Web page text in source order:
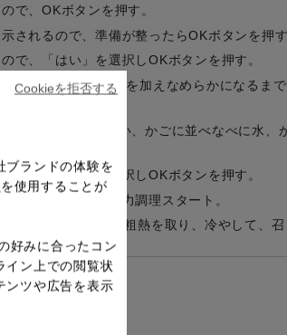
で、OKボタンを押す。
されるので、準備が整ったらOKボタンを押す
で、「はい」を選択しOKボタンを押す。
れよくすり混ぜ、Bを加えなめらかになるま
入れホイルでおおい、かごに並べなべに水、
で、「はい」を選択しOKボタンを押す。
熱が完了したら圧力調理スタート。
まま10分保温し、粗熱を取り、冷やして、召
ブランドの体験を
を使用することが
好みに合ったコン
イン上での閲覧状
ンツや広告を表示
Cookieを拒否する